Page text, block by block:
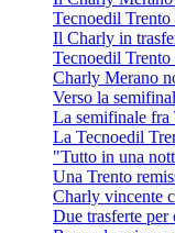
Tecnoedil Trento
Il Charly in
Tecnoedil
Charly Merano
Verso la
La semifinale fra
La Tecnoedil
"Tutto in una
Una Trento
Charly vincente
Due trasferte per